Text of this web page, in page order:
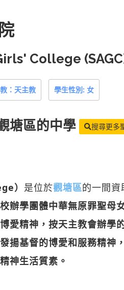
College
：天主教 學生性別: 女
塘區的中學 搜尋更多
） 是位於觀塘區的一間
辦學團體中華無原罪聖母
愛精神，按天主教會辦學
揚基督的博愛和服務精神
神生活質素。